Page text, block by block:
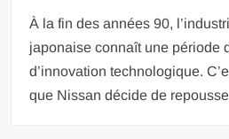
À la fin des années 90,
japonaise connaît une période
d’innovation technologique.
que Nissan décide de